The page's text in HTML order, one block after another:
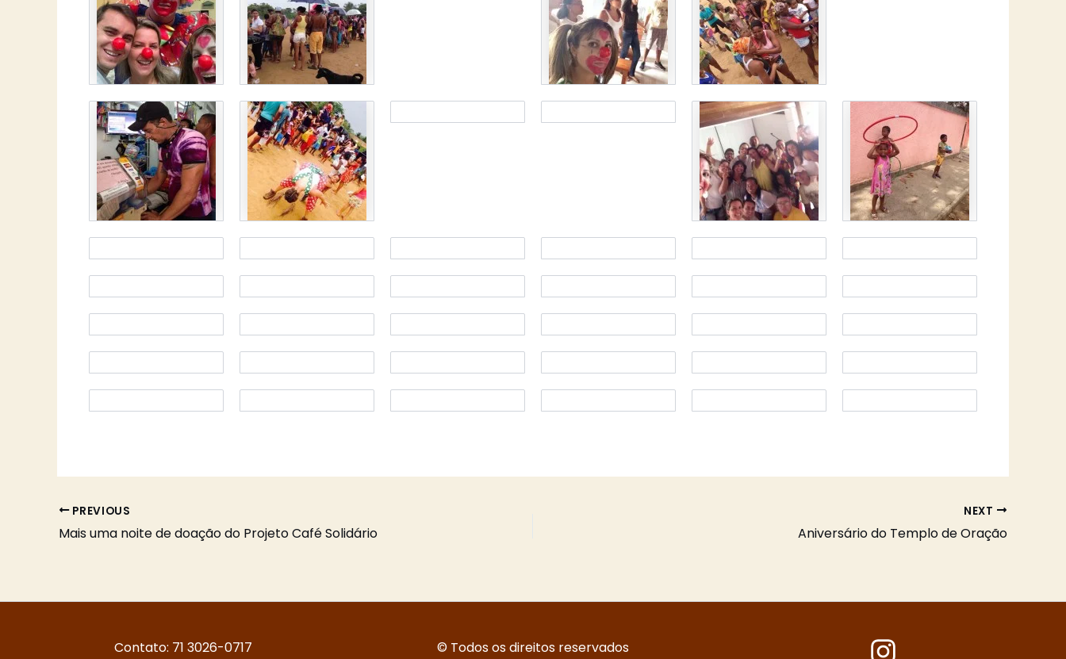
PREVIOUS
Mais uma noite de doação do Projeto Café Solidário
NEXT
Aniversário do Templo de Oração
Contato: 71 3026-0717 © Todos os direitos reservados